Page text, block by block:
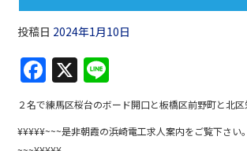
投稿日 2024年1月10日
F
a
c
X
n
e
２名で練馬区桜台のボード開口と板橋区前野町と北
¥¥¥¥¥~~~是非朝霞の浜崎電工求人案内をご覧下さい